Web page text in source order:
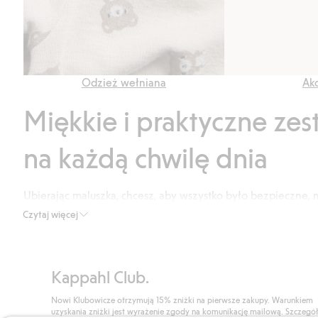
Odzież wełniana
Czytaj więcej
Miękkie i praktyczne
na każdą chwilę dnia
Ubierając maluszka, chcesz, aby wszystko było bezpieczne,
popularnym wyborem, ponieważ od razu łączą ze sobą
Zestawy dla niemowląt ułatwiają stworzenie
do siebie pasują. Wielu rodziców ceni to, że nie muszą
Kappahl Club.
Nowi Klubowicze otrzymują 15% zniżki na pierwsze zakupy. Warunkiem
uzyskania zniżki jest wyrażenie zgody na komunikację mailową.